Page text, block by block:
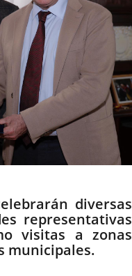
diversas
representativas
visitas a zonas
municipales.